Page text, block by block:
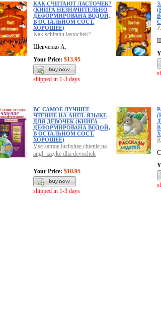
КАК СЧИТАЮТ ЛАСТОЧЕК?
(КНИГА НЕЗНАЧИТЕЛЬНО
ДЕФОРМИРОВАНА ВОДОЙ,
В ОСТАЛЬНОМ СОСТ.
ХОРОШЕЕ)
Kak schitaiut lastochek?
Шевченко А.
Your Price: $13.95
shipped in 1-3 days
ВС САМОЕ ЛУЧШЕЕ
ЧТЕНИЕ НА АНГЛ. ЯЗЫКЕ
ДЛЯ ДЕВОЧЕК (КНИГА
ДЕФОРМИРОВАНА ВОДОЙ,
В ОСТАЛЬНОМ СОСТ.
ХОРОШЕЕ)
Vse samoe luchshee chtenie na
angl. iazyke dlia devochek
Your Price: $10.95
shipped in 1-3 days